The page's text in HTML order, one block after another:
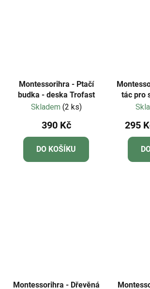
Montessorihra - Ptačí
budka - deska Trofast
Skladem (2 ks)
390 Kč
DO KOŠÍKU
tác pro
295
Montessorihra - Dřevěná